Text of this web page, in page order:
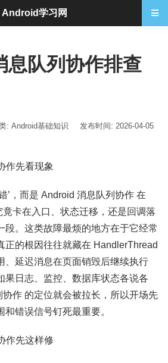
队列协作排查
: Android基础知识
发布时间: 2026-04-05
作先看现象
’，而是 Android 消息队列协作 在
卡在入口、状态迁移，还是回调落
段。这类故障最烦的地方在于它经常
正的根因往往就藏在 HandlerThread
、延迟消息在页面销毁后继续执行
果日志、监控、数据库状态各说各
作 的定位就会被拉长，所以开场先
错误信号钉死最重要。
作先这样修
Android学习网